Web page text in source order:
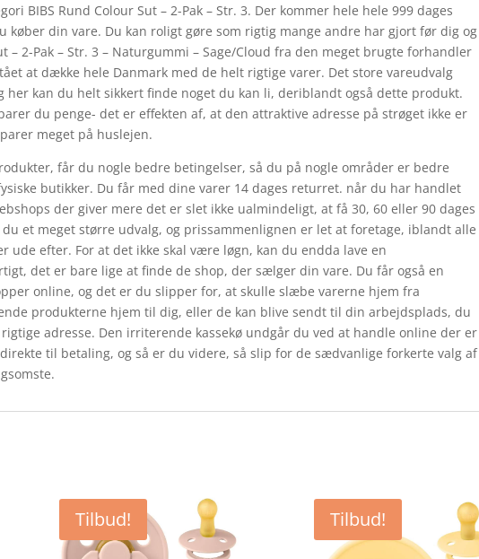
BIBS Rund Colour Sut – 2-Pak – Str. 3. Der kommer hele hele 999 dages
køber din vare. Du kan roligt gøre som rigtig mange andre har gjort før dig og
– 2-Pak – Str. 3 – Naturgummi – Sage/Cloud fra den meget brugte forhandler
at dække hele Danmark med de helt rigtige varer. Det store vareudvalg
her kan du helt sikkert finde noget du kan li, deriblandt også dette produkt.
du penge- det er effekten af, at den attraktive adresse på strøget ikke er
meget på huslejen.
får du nogle bedre betingelser, så du på nogle områder er bedre
butikker. Du får med dine varer 14 dages returret. når du har handlet
der giver mere det er slet ikke ualmindeligt, at få 30, 60 eller 90 dages
et meget større udvalg, og prissammenlignen er let at foretage, iblandt alle
ude efter. For at det ikke skal være løgn, kan du endda lave en
det er bare lige at finde de shop, der sælger din vare. Du får også en
online, og det er du slipper for, at skulle slæbe varerne hjem fra
produkterne hjem til dig, eller de kan blive sendt til din arbejdsplads, du
adresse. Den irriterende kassekø undgår du ved at handle online der er
til betaling, og så er du videre, så slip for de sædvanlige forkerte valg af
Tilbud! Tilbud!